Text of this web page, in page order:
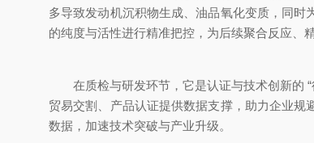
多导致发动机沉积物生成、油品氧化变质，同
的纯度与活性进行精准把控，为后续聚合反应、
在质检与研发环节，它是认证与技术创新的 “
贸易交割、产品认证提供数据支撑，助力企业
数据，加速技术突破与产业升级。